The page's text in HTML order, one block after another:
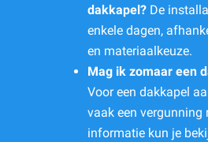
dakkapel? De
enkele dagen,
en materiaalkeuze.
Mag ik zomaar een
Voor een dakkapel
vaak een vergunning
informatie kun je